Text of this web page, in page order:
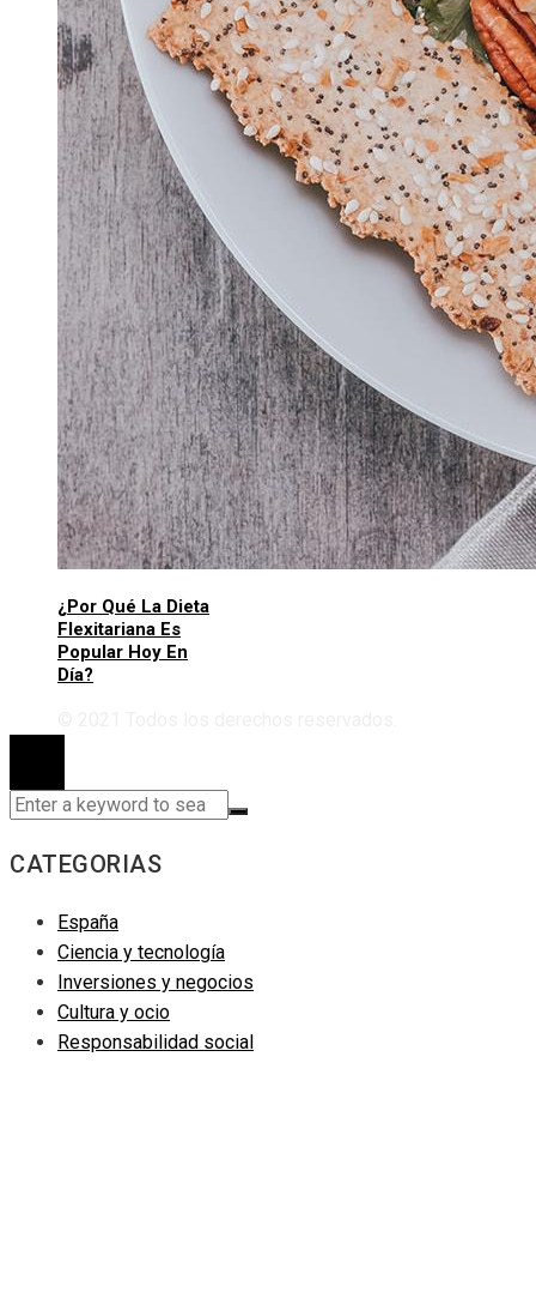
¿Por Qué La Dieta
Flexitariana Es
Popular Hoy En
Día?
CATEGORIAS
España
Ciencia y tecnología
Inversiones y negocios
Cultura y ocio
Responsabilidad social